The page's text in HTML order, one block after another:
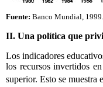
Fuente: Banco Mundial, 1999.
II. Una política que
Los indicadores
los recursos invertidos
superior. Esto se muestra